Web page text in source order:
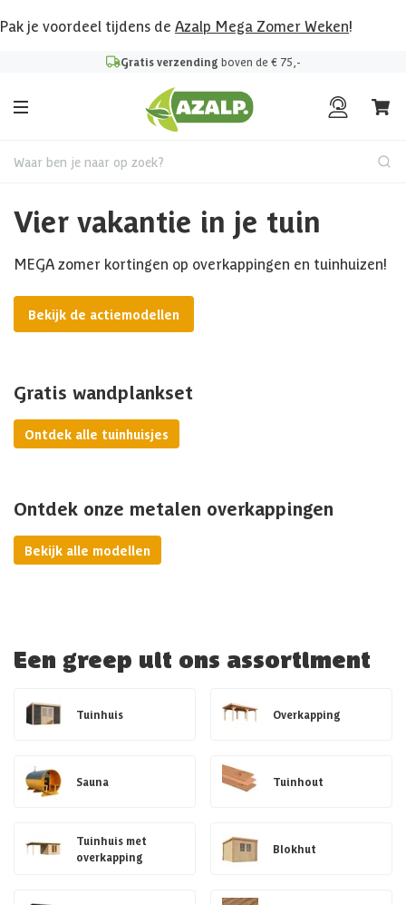
Pak je voordeel tijdens de Azalp Mega Zomer Weken!
Gratis verzending boven de € 75,-
Waar ben je naar op zoek?
Vier vakantie in je tuin
MEGA zomer kortingen op overkappingen en tuinhuizen!
Bekijk de actiemodellen
Gratis wandplankset
Ontdek alle tuinhuisjes
Ontdek onze metalen overkappingen
Bekijk alle modellen
Een greep uit ons assortiment
Tuinhuis Overkapping
Sauna Tuinhout
Tuinhuis met
overkapping
Blokhut